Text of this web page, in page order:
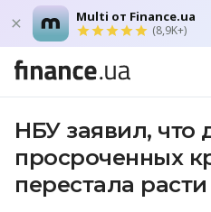
Multi от Finance.ua
(8,9K+)
НБУ заявил, что
просроченных
перестала расти